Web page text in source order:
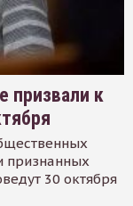
призвали к
признанных
30 октября